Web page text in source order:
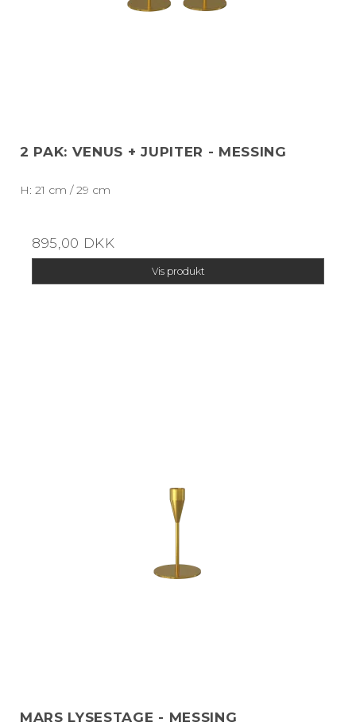
2 PAK: VENUS + JUPITER - MESSING
H: 21 cm / 29 cm
895,00 DKK
Vis produkt
MARS LYSESTAGE - MESSING